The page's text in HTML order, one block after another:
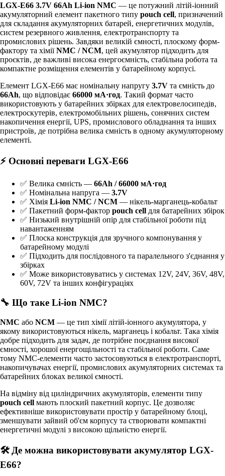
LGX-E66 3.7V 66Ah Li-ion NMC — це потужний літій-іонний
акумуляторний елемент пакетного типу pouch cell, призначений
для складання акумуляторних батарей, енергетичних модулів,
систем резервного живлення, електротранспорту та
промислових рішень. Завдяки великій ємності, плоскому форм-
фактору та хіміїNMC / NCM, цей акумулятор підходить для
проєктів, де важливі висока енергоємність, стабільна робота та
компактне розміщення елементів у батарейному корпусі.
Елемент LGX-E66 має номінальну напругу 3.7V та ємність до
66Ah, що відповідає 66000 мА·год. Такий формат часто
використовують у батарейних збірках для електровелосипедів,
електроскутерів, електромобільних рішень, сонячних систем
накопичення енергії, UPS, промислового обладнання та інших
пристроїв, де потрібна велика ємність в одному акумуляторному
елементі.
⚡ Основні переваги LGX-E66
✅ Велика ємність — 66Ah / 66000 мА·год
✅ Номінальна напруга — 3.7V
✅ Хімія Li-ion NMC / NCM — нікель-марганець-кобальт
✅ Пакетний форм-фактор pouch cell для батарейних збірок
✅ Низький внутрішній опір для стабільної роботи під
навантаженням
✅ Плоска конструкція для зручного компонування у
батарейному модулі
✅ Підходить для послідовного та паралельного з'єднання у
збірках
✅ Може використовуватись у системах 12V, 24V, 36V, 48V,
60V, 72V та інших конфігураціях
🔧 Що таке Li-ion NMC?
NMC або NCM — це тип хімії літій-іонного акумулятора, у
якому використовуються нікель, марганець і кобальт. Така хімія
добре підходить для задач, де потрібне поєднання високої
ємності, хорошої енергощільності та стабільної роботи. Саме
тому NMC-елементи часто застосовуються в електротранспорті,
накопичувачах енергії, промислових акумуляторних системах та
батарейних блоках великої ємності.
На відміну від циліндричних акумуляторів, елементи типу
pouch cell мають плоский пакетний корпус. Це дозволяє
ефективніше використовувати простір у батарейному блоці,
зменшувати зайвий об'єм корпусу та створювати компактні
енергетичні модулі з високою щільністю енергії.
🛠 Де можна використовувати акумулятор LGX-
E66?